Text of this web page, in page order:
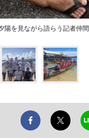
陽を見ながら語らう記者仲間